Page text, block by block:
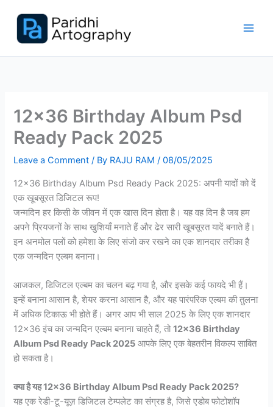
content
12×36 Birthday Album Psd
Ready Pack 2025
Leave a Comment / By RAJU RAM/08/05/2025
12×36 Birthday Album Psd Ready Pack 2025: अपनी यादों को दें
एक खूबसूरत डिजिटल रूप!
जन्मदिन हर किसी के जीवन में एक खास दिन होता है। यह वह दिन है जब हम
अपने प्रियजनों के साथ खुशियाँ मनाते हैं और ढेर सारी खूबसूरत यादें बनाते हैं।
इन अनमोल पलों को हमेशा के लिए संजो कर रखने का एक शानदार तरीका है
एक जन्मदिन एल्बम बनाना।
आजकल, डिजिटल एल्बम का चलन बढ़ गया है, और इसके कई फायदे भी हैं।
इन्हें बनाना आसान है, शेयर करना आसान है, और यह पारंपरिक एल्बम की तुलना
में अधिक टिकाऊ भी होते हैं। अगर आप भी साल 2025 के लिए एक शानदार
12×36 इंच का जन्मदिन एल्बम बनाना चाहते हैं, तो12×36 Birthday
Album Psd Ready Pack 2025 आपके लिए एक बेहतरीन विकल्प साबित
हो सकता है।
क्या है यह 12×36 Birthday Album Psd Ready Pack 2025?
यह एक रेडी-टू-यूज़ डिजिटल टेम्पलेट का संग्रह है, जिसे एडोब फोटोशॉप